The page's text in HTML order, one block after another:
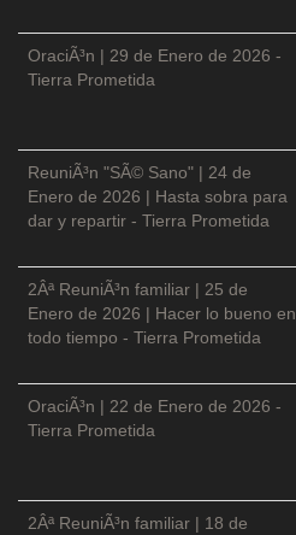
OraciÃ³n | 29 de Enero de 2026 -
Tierra Prometida
ReuniÃ³n "SÃ© Sano" | 24 de
Enero de 2026 | Hasta sobra para
dar y repartir - Tierra Prometida
2Âª ReuniÃ³n familiar | 25 de
Enero de 2026 | Hacer lo bueno en
todo tiempo - Tierra Prometida
OraciÃ³n | 22 de Enero de 2026 -
Tierra Prometida
2Âª ReuniÃ³n familiar | 18 de